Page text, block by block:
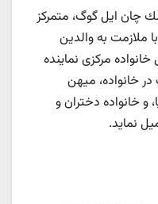
چان ایل گوگ، متمركز
ملازمت به والدین
مركزی نماینده
خانواده، میهن
و خانواده دختران و
نماید.